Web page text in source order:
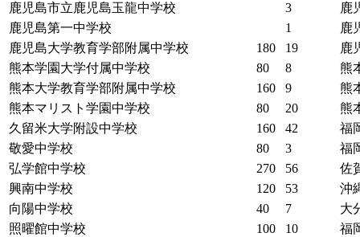
鹿児島市立鹿児島玉龍中学校
3
鹿
鹿児島第一中学校
1
鹿
鹿児島大学教育学部附属中学校
180 19
鹿
熊本学園大学付属中学校
80 8
熊
熊本大学教育学部附属中学校
160 9
熊
熊本マリスト学園中学校
80 20
熊
久留米大学附設中学校
160 42
福
敬愛中学校
80 3
福
弘学館中学校
270 56
佐
興南中学校
120 53
沖
向陽中学校
40 7
大
照曜館中学校
100 10
福